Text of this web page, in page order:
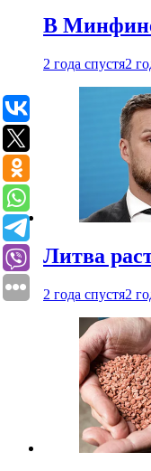
В Минфине
2 года спустя2
Литва
2 года спустя2